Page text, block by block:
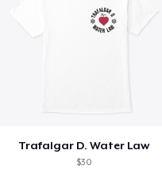
Trafalgar D. Water Law
$30